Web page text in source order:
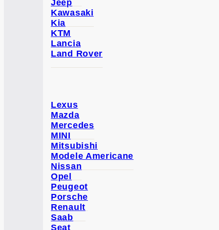
Jeep
Kawasaki
Kia
KTM
Lancia
Land Rover
Lexus
Mazda
Mercedes
MINI
Mitsubishi
Modele Americane
Nissan
Opel
Peugeot
Porsche
Renault
Saab
Seat